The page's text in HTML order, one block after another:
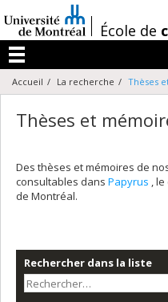
au
contenu
/École de
Menu
Accueil La recherche Thèses
Thèses et
Des thèses et mémoires de
consultables dans Papyrus ,
de Montréal.
Rechercher dans la liste